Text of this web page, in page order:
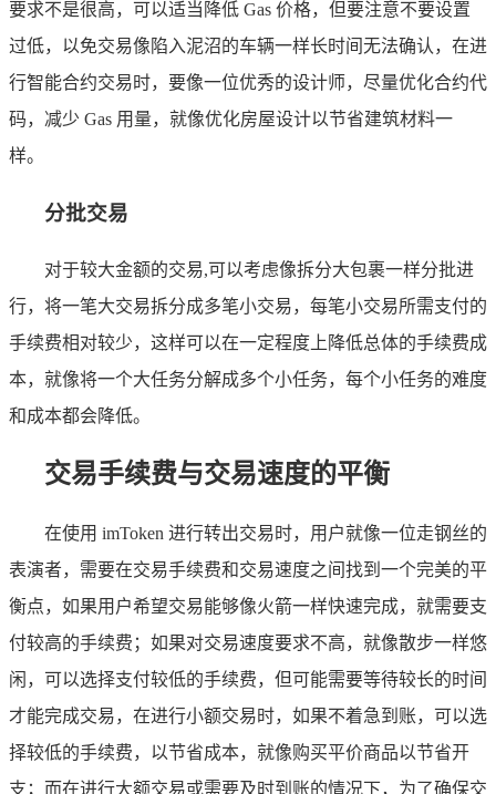
要求不是很高，可以适当降低 Gas 价格，但要注意不要设置
过低，以免交易像陷入泥沼的车辆一样长时间无法确认，在进
行智能合约交易时，要像一位优秀的设计师，尽量优化合约代
码，减少 Gas 用量，就像优化房屋设计以节省建筑材料一
样。
分批交易
对于较大金额的交易,可以考虑像拆分大包裹一样分批进
行，将一笔大交易拆分成多笔小交易，每笔小交易所需支付的
手续费相对较少，这样可以在一定程度上降低总体的手续费成
本，就像将一个大任务分解成多个小任务，每个小任务的难度
和成本都会降低。
交易手续费与交易速度的平衡
在使用 imToken 进行转出交易时，用户就像一位走钢丝的
表演者，需要在交易手续费和交易速度之间找到一个完美的平
衡点，如果用户希望交易能够像火箭一样快速完成，就需要支
付较高的手续费；如果对交易速度要求不高，就像散步一样悠
闲，可以选择支付较低的手续费，但可能需要等待较长的时间
才能完成交易，在进行小额交易时，如果不着急到账，可以选
择较低的手续费，以节省成本，就像购买平价商品以节省开
支；而在进行大额交易或需要及时到账的情况下，为了确保交